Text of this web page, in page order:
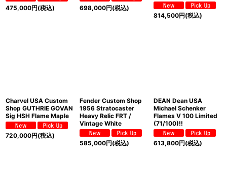
475,000円(税込) 698,000円(税込)
814,500円(税込)
Charvel USA Custom
Shop GUTHRIE GOVAN
Sig HSH Flame Maple
720,000円(税込)
Fender Custom Shop
1956 Stratocaster
Heavy Relic FRT /
Vintage White
585,000円(税込)
DEAN Dean USA
Michael Schenker
Flames V 100 Limited
(71/100)!!
613,800円(税込)